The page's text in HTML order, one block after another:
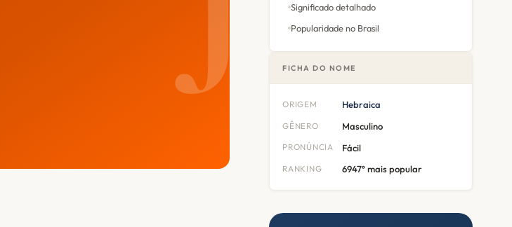
Significado detalhado
Popularidade no Brasil
FICHA DO NOME
ORIGEM Hebraica
GÊNERO Masculino
PRONÚNCIA Fácil
RANKING 6947º mais popular